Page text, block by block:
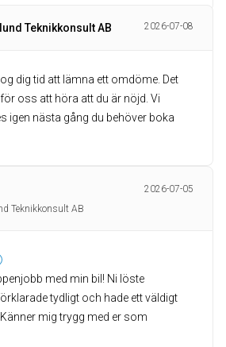
Teknikkonsult AB 2026-07-08
dig tid att lämna ett omdöme. Det
oss att höra att du är nöjd. Vi
igen nästa gång du behöver boka
2026-07-05
Teknikkonsult AB
med min bil! Ni löste
tydligt och hade ett väldigt
mig trygg med er som